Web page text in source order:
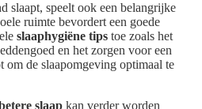
slaapt, speelt ook een belangrijke
ruimte bevordert een goede
slaaphygiëne tips toe zoals het
en het zorgen voor een
om de slaapomgeving optimaal te
slaap kan verder worden